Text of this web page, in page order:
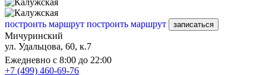
построить маршрут построить маршрут записаться
Мичуринский
ул. Удальцова, 60, к.7
Ежедневно с 8:00 до 22:00
+7 (499) 460-69-76